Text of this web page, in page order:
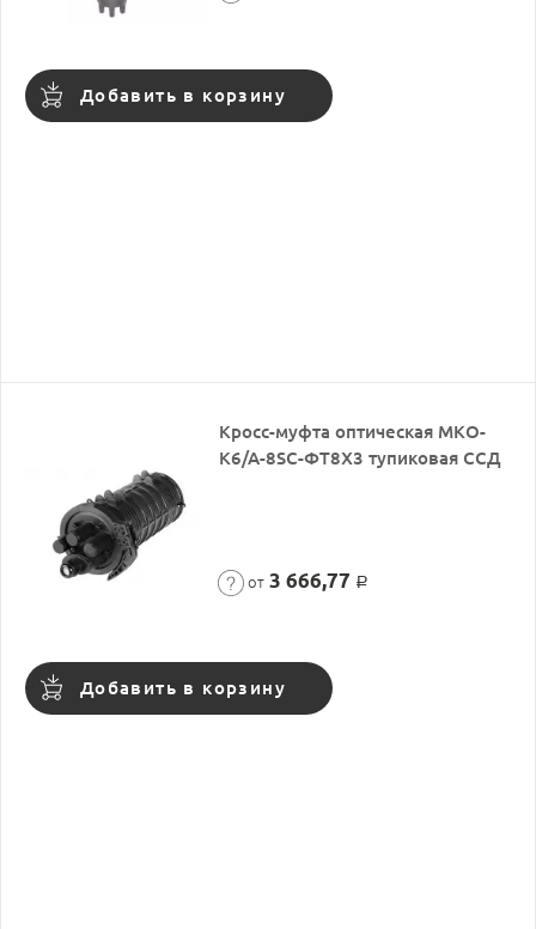
Добавить в корзину
Кросс-муфта оптическая МКО-
К6/А-8SC-ФТ8Х3 тупиковая ССД
от 3 666,77 Р
Добавить в корзину